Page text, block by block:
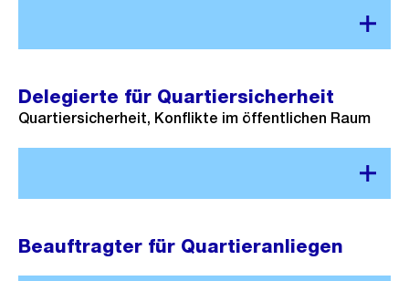
Delegierte für Quartiersicherheit
Quartiersicherheit, Konflikte im öffentlichen Raum
Beauftragter für Quartieranliegen